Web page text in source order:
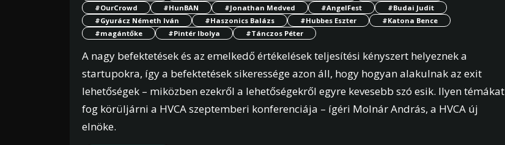
#OurCrowd
#HunBAN #Jonathan Medved #AngelFest
#Budai Judit
#Gyurácz Németh Iván
#Haszonics Balázs #Hubbes Eszter
#Katona Bence
#magántőke
#Pintér Ibolya #Tánczos Péter
A nagy befektetések és az emelkedő értékelések teljesítési kényszert helyeznek a
startupokra, így a befektetések sikeressége azon áll, hogy hogyan alakulnak az exit
lehetőségek – miközben ezekről a lehetőségekről egyre kevesebb szó esik. Ilyen témákat
fog körüljárni a HVCA szeptemberi konferenciája – ígéri Molnár András, a HVCA új
elnöke.